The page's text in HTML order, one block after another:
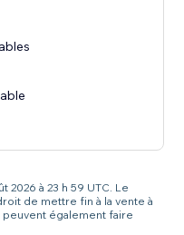
2026 à 23 h 59 UTC. Le
de mettre fin à la vente à
également faire